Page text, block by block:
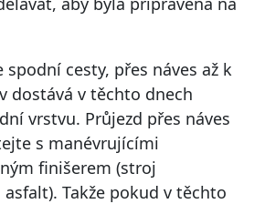
spodní cesty, přes náves až k
dostává v těchto dnech
vrstvu. Průjezd přes náves
s manévrujícími
finišerem (stroj
Takže pokud v těchto